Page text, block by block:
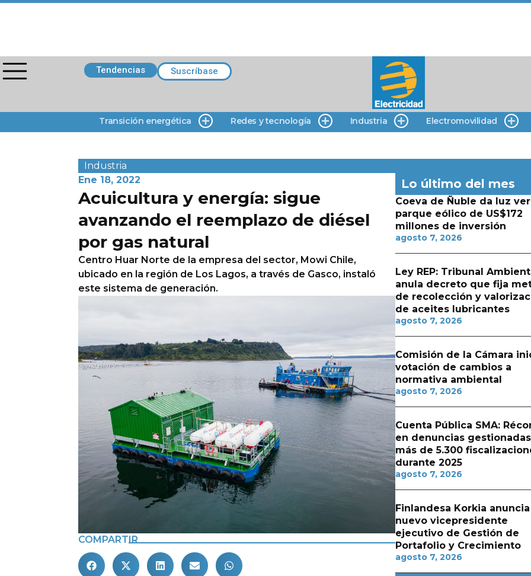
Tendencias Suscríbase
Transición energética Redes y tecnología Industria Electromovilidad
Industria
Ene 18, 2022
Acuicultura y energía: sigue
avanzando el reemplazo de diésel
por gas natural
Centro Huar Norte de la empresa del sector, Mowi Chile,
ubicado en la región de Los Lagos, a través de Gasco, instaló
este sistema de generación.
COMPARTIR
Lo último del mes
Coeva de Ñuble da luz
parque eólico de US$172
millones de inversión
agosto 7, 2026
Ley REP: Tribunal
anula decreto que fija
de recolección y
de aceites lubricantes
agosto 7, 2026
Comisión de la Cámara
votación de cambios a
normativa ambiental
agosto 7, 2026
Cuenta Pública SMA:
en denuncias
más de 5.300
durante 2025
agosto 7, 2026
Finlandesa Korkia anuncia
nuevo vicepresidente
ejecutivo de Gestión de
Portafolio y Crecimiento
agosto 7, 2026